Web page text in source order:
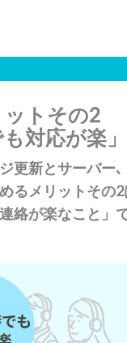
ットその2
対応が楽」
更新とサーバー
るメリットその
絡が楽なこと」で